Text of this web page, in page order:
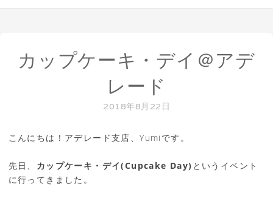
カップケーキ・デイ＠アデ
レード
2018年8月22日
こんにちは！アデレード支店、Yumiです。
先日、 カップケーキ・デイ(Cupcake Day) というイベント
に行ってきました。